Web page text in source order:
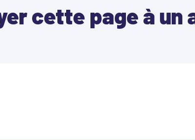
cette page à un